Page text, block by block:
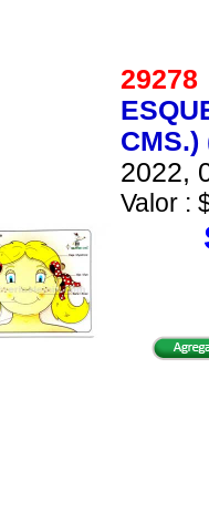
CMS.)
2022,
Valor :